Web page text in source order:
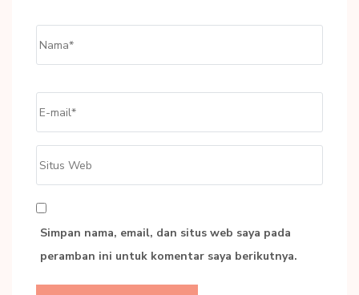
Simpan nama, email, dan situs web saya pada
peramban ini untuk komentar saya berikutnya.